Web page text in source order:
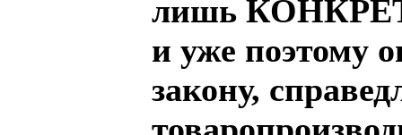
лишь
и уже поэтому
закону,